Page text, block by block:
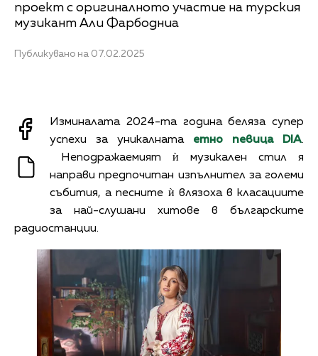
проект с оригиналното участие на турския
музикант Али Фарбодниа
Публикувано на 07.02.2025
Изминалата 2024-та година беляза супер
успехи за уникалната етно певица DIA.
Неподражаемият ѝ музикален стил я
направи предпочитан изпълнител за големи
събития, а песните ѝ влязоха в класациите
за най-слушани хитове в българските
радиостанции.